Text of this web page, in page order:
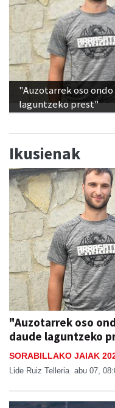
"Auzotarrek oso
laguntzeko prest"
Ikusienak
"Auzotarrek oso
daude laguntzeko
SORABILLAKO JAIAK
Lide Ruiz Telleria abu 07,